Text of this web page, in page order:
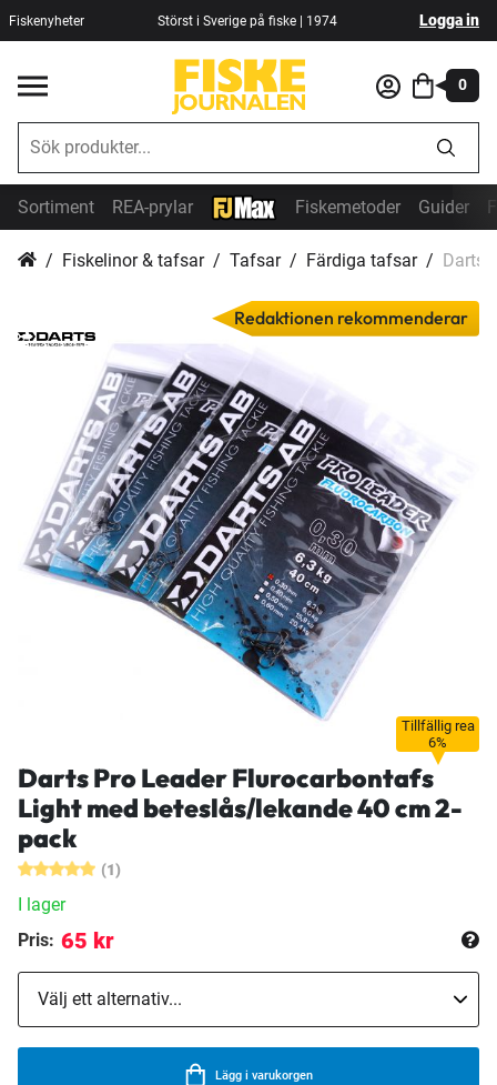
Fiskenyheter Störst i Sverige på fiske | 1974 Logga in
0
Sortiment REA-prylar Fiskemetoder Guider
Fiskelinor & tafsar Tafsar Färdiga tafsar Darts
Tillfällig rea
6%
Redaktionen rekommenderar
Darts Pro Leader Flurocarbontafs
Light med beteslås/lekande 40 cm 2-
pack
(1)
I lager
Pris: 65 kr
Lägg i varukorgen